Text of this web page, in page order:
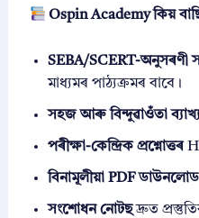
Ospin Academy কিয়
SEBA/SCERT-অনুসৰণী
মাধ্যমৰ পাঠ্যক্ৰমৰ বাবে।
সহজ আৰু বিন্দুৱাওঁতা
পৰীক্ষা-কেন্দ্ৰিক প্ৰশ্নোত্তৰ
বিনামূলীয়া PDF ডাউনলোড
সংশোধন নোটছদ্ৰুত